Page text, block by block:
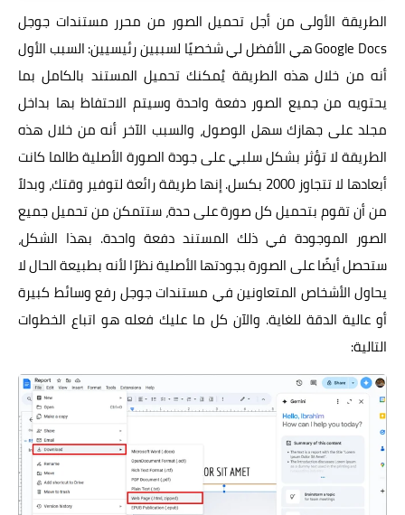
الطريقة الأولى من أجل تحميل الصور من محرر مستندات جوجل
Google Docs هي الأفضل لي شخصيًا لسببين رئيسيين: السبب الأول
أنه من خلال هذه الطريقة يُمكنك تحميل المستند بالكامل بما
يحتويه من جميع الصور دفعة واحدة وسيتم الاحتفاظ بها بداخل
مجلد على جهازك سهل الوصول، والسبب الآخر أنه من خلال هذه
الطريقة لا تؤثر بشكل سلبي على جودة الصورة الأصلية طالما كانت
أبعادها لا تتجاوز 2000 بكسل. إنها طريقة رائعة لتوفير وقتك، وبدلاً
من أن تقوم بتحميل كل صورة على حدة، ستتمكن من تحميل جميع
الصور الموجودة في ذلك المستند دفعة واحدة. بهذا الشكل،
ستحصل أيضًا على الصورة بجودتها الأصلية نظرًا لأنه بطبيعة الحال لا
يحاول الأشخاص المتعاونين في مستندات جوجل رفع وسائط كبيرة
أو عالية الدقة للغاية. والآن كل ما عليك فعله هو اتباع الخطوات
التالية: